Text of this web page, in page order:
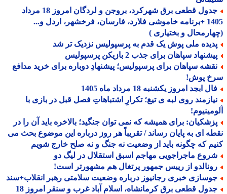
جدول قطعی برق شهرکرد، بروجن و لردگان امروز 18 مرداد
1405 +برنامه خاموشی فلارد، فارسان، فرخشهر، اردل و...
و بختیاری )
ملی پوش یک قدم به پرسپولیس نزدیک تر شد
سپاهان برای جذب 2 بازیکن پرسپولیس
سپاهان برای پرسپولیس؛ پیشنهادِ دوباره برای خرید مدافع
پوش!
ابجد امروز یکشنبه 18 مرداد ماه 1405
روی لبه ی تیغ؛ تکرارِ اشتباهاتِ فصل قبل در بازی با
برای همیشه که نمی توان جنگید؛ بالاخره باید آن را در
ای به پایان رساند / تقریباً هر روز درباره این موضوع بحث می
که چگونه باید از وضعیت نه جنگ و نه صلح خارج شویم
ماجراجویی مهاجم اسبق استقلال در لیگ دو
از رییس جمهور پرتغال هم مشهورتر است!
خبری رجانیوز درباره وضعیت سلامتی رهبر انقلاب+سند
جدول قطعی برق کرمانشاه، اسلام آباد غرب و سنقر امروز 18